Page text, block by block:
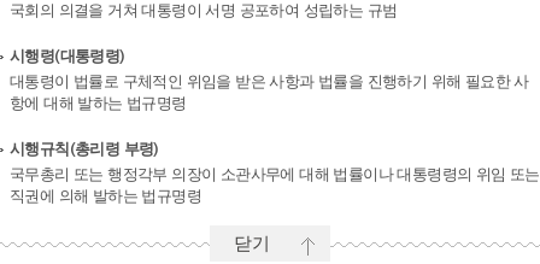
국회의 의결을 거쳐 대통령이 서명 공포하여 성립하는 규범
시행령(대통령령)
대통령이 법률로 구체적인 위임을 받은 사항과 법률을 진행하기 위해 필요한 사
항에 대해 발하는 법규명령
시행규칙(총리령 부령)
국무총리 또는 행정각부 의장이 소관사무에 대해 법률이나 대통령령의 위임 또는
직권에 의해 발하는 법규명령
닫기